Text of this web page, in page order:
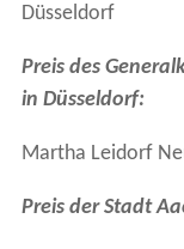
Düsseldorf
Preis des
in Düsseldorf:
Martha Leidorf
Preis der Stadt